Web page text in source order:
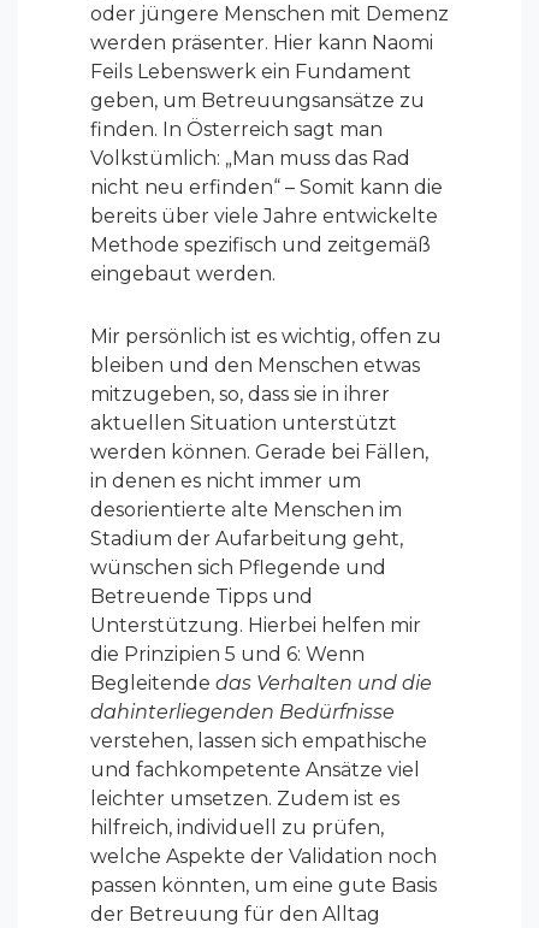
oder jüngere Menschen mit Demenz
werden präsenter. Hier kann Naomi
Feils Lebenswerk ein Fundament
geben, um Betreuungsansätze zu
finden. In Österreich sagt man
Volkstümlich: „Man muss das Rad
nicht neu erfinden“ – Somit kann die
bereits über viele Jahre entwickelte
Methode spezifisch und zeitgemäß
eingebaut werden.
Mir persönlich ist es wichtig, offen zu
bleiben und den Menschen etwas
mitzugeben, so, dass sie in ihrer
aktuellen Situation unterstützt
werden können. Gerade bei Fällen,
in denen es nicht immer um
desorientierte alte Menschen im
Stadium der Aufarbeitung geht,
wünschen sich Pflegende und
Betreuende Tipps und
Unterstützung. Hierbei helfen mir
die Prinzipien 5 und 6: Wenn
Begleitende das Verhalten und die
dahinterliegenden Bedürfnisse
verstehen, lassen sich empathische
und fachkompetente Ansätze viel
leichter umsetzen. Zudem ist es
hilfreich, individuell zu prüfen,
welche Aspekte der Validation noch
passen könnten, um eine gute Basis
der Betreuung für den Alltag